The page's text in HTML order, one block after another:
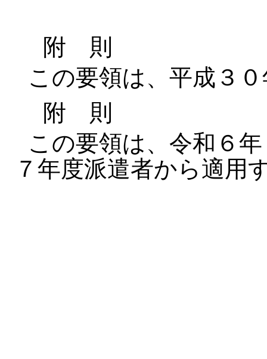
附 則
この要領は、平成３
附 則
この要領は、令和６年
７年度派遣者から適